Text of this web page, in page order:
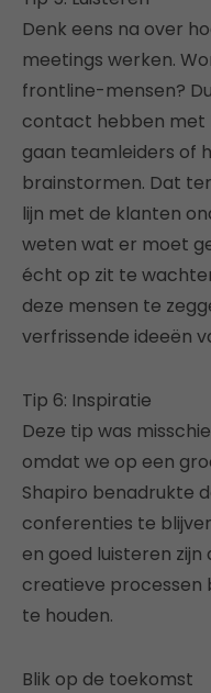
Denk eens na over
meetings werken.
frontline-mensen?
contact hebben met
gaan teamleiders of
brainstormen. Dat
lijn met de klanten
weten wat er moet
écht op zit te
deze mensen te
verfrissende ideeën
Tip 6: Inspiratie
Deze tip was
omdat we op een
Shapiro benadrukte
conferenties te
en goed luisteren
creatieve processen
te houden.
Blik op de toekomst